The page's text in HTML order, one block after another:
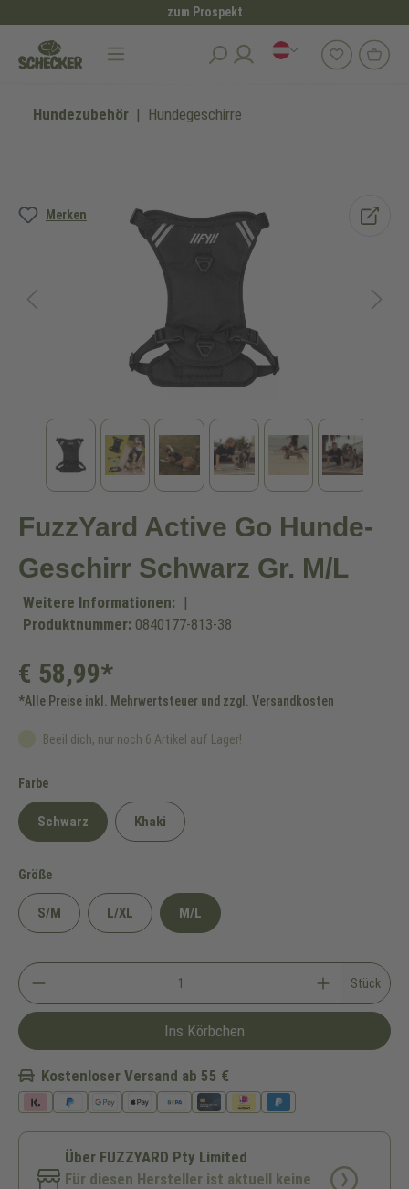
zum Prospekt
Hundezubehör Hundegeschirre
Merken
Bildergalerie überspringen
FuzzYard Active Go Hunde-
Geschirr Schwarz Gr. M/L
Weitere Informationen: |
Produktnummer: 0840177-813-38
€ 58,99*
*Alle Preise inkl. Mehrwertsteuer und zzgl. Versandkosten
Beeil dich, nur noch 6 Artikel auf Lager!
Farbeauswählen
Schwarz Khaki
Größeauswählen
S/M L/XL M/L
Stück
Ins Körbchen
Kostenloser Versand ab 55 €
Über FUZZYARD Pty Limited
Für diesen Hersteller ist aktuell keine